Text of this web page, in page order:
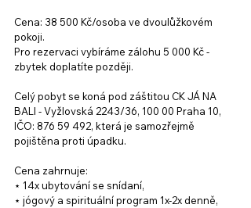
Cena: 38 500 Kč/osoba ve dvoulůžkovém
pokoji.
Pro rezervaci vybíráme zálohu 5 000 Kč -
zbytek doplatíte později.
Celý pobyt se koná pod záštitou CK JÁ NA
BALI - Vyžlovská 2243/36, 100 00 Praha 10,
IČO: 876 59 492, která je samozřejmě
pojištěna proti úpadku.
Cena zahrnuje:
⋆ 14x ubytování se snídaní,
⋆ jógový a spirituální program 1x-2x denně,